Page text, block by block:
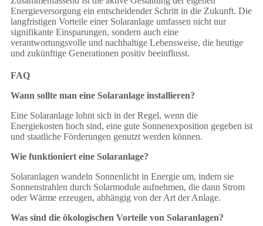
Energieversorgung ein entscheidender Schritt in die Zukunft. Die
langfristigen Vorteile einer Solaranlage umfassen nicht nur
signifikante Einsparungen, sondern auch eine
verantwortungsvolle und nachhaltige Lebensweise, die heutige
und zukünftige Generationen positiv beeinflusst.
FAQ
Wann sollte man eine Solaranlage installieren?
Eine Solaranlage lohnt sich in der Regel, wenn die
Energiekosten hoch sind, eine gute Sonnenexposition gegeben ist
und staatliche Förderungen genutzt werden können.
Wie funktioniert eine Solaranlage?
Solaranlagen wandeln Sonnenlicht in Energie um, indem sie
Sonnenstrahlen durch Solarmodule aufnehmen, die dann Strom
oder Wärme erzeugen, abhängig von der Art der Anlage.
Was sind die ökologischen Vorteile von Solaranlagen?